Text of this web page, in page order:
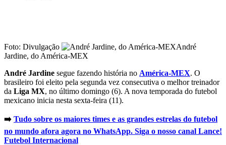
Foto: Divulgação
André
Jardine, do América-MEX
André Jardine segue fazendo história no América-MEX. O
brasileiro foi eleito pela segunda vez consecutiva o melhor treinador
da Liga MX, no último domingo (6). A nova temporada do futebol
mexicano inicia nesta sexta-feira (11).
➡️ Tudo sobre os maiores times e as grandes estrelas do futebol
no mundo afora agora no WhatsApp. Siga o nosso canal Lance!
Futebol Internacional